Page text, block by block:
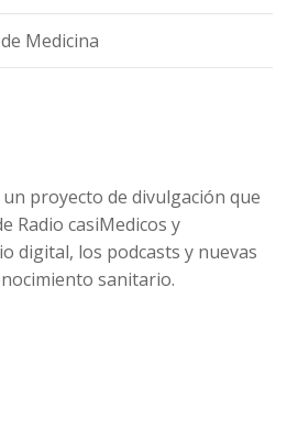
Medicina
proyecto de divulgación que
Radio casiMedicos y
digital, los podcasts y nuevas
sanitario.